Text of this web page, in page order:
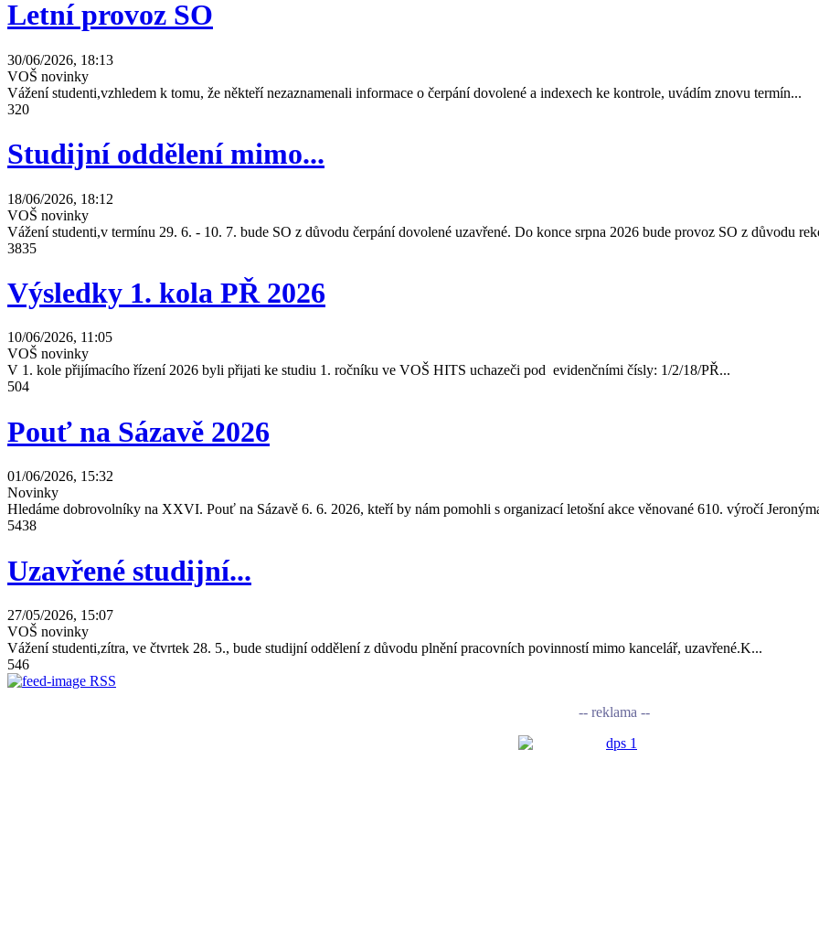
Letní provoz SO
30/06/2026, 18:13
VOŠ novinky
Vážení studenti,vzhledem k tomu, že někteří nezaznamenali informace o čerpání dovolené a indexech ke kontrole, uvádím znovu termín...
320
Studijní oddělení mimo...
18/06/2026, 18:12
VOŠ novinky
Vážení studenti,v termínu 29. 6. - 10. 7. bude SO z důvodu čerpání dovolené uzavřené. Do konce srpna 2026 bude provoz SO z důvodu
3835
Výsledky 1. kola PŘ 2026
10/06/2026, 11:05
VOŠ novinky
V 1. kole přijímacího řízení 2026 byli přijati ke studiu 1. ročníku ve VOŠ HITS uchazeči pod evidenčními čísly: 1/2/18/PŘ...
504
Pouť na Sázavě 2026
01/06/2026, 15:32
Novinky
Hledáme dobrovolníky na XXVI. Pouť na Sázavě 6. 6. 2026, kteří by nám pomohli s organizací letošní akce věnované 610. výročí
5438
Uzavřené studijní...
27/05/2026, 15:07
VOŠ novinky
Vážení studenti,zítra, ve čtvrtek 28. 5., bude studijní oddělení z důvodu plnění pracovních povinností mimo kancelář, uzavřené.K...
546
RSS
-- reklama --